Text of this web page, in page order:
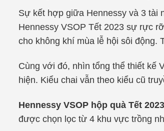
Sự kết hợp giữa Hennessy và 3 tài
Hennessy VSOP Tết 2023 sự rực
cho không khí mùa lễ hội sôi động.
Cùng với đó, nhìn tổng thể thiết kế
hiện. Kiểu chai vẫn theo kiểu cũ
Hennessy VSOP hộp quà Tết 2023
được chọn lọc từ 4 khu vực trồng